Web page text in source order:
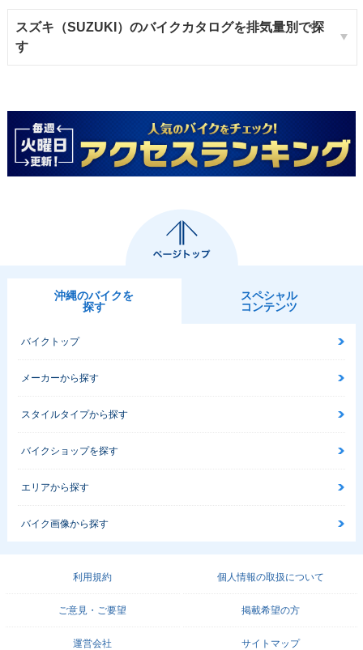
スズキ（SUZUKI）のバイクカタログを排気量別で探
す
沖縄のバイクを
探す
スペシャル
コンテンツ
バイクトップ
メーカーから探す
スタイルタイプから探す
バイクショップを探す
エリアから探す
バイク画像から探す
利用規約 個人情報の取扱について
ご意見・ご要望 掲載希望の方
運営会社 サイトマップ